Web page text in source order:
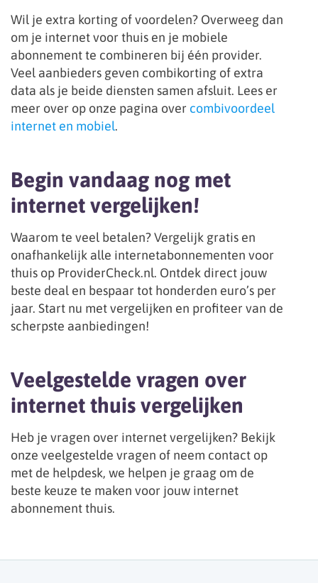
Wil je extra korting of voordelen? Overweeg dan
om je internet voor thuis en je mobiele
abonnement te combineren bij één provider.
Veel aanbieders geven combikorting of extra
data als je beide diensten samen afsluit. Lees er
meer over op onze pagina over combivoordeel
internet en mobiel.
Begin vandaag nog met
internet vergelijken!
Waarom te veel betalen? Vergelijk gratis en
onafhankelijk alle internetabonnementen voor
thuis op ProviderCheck.nl. Ontdek direct jouw
beste deal en bespaar tot honderden euro’s per
jaar. Start nu met vergelijken en profiteer van de
scherpste aanbiedingen!
Veelgestelde vragen over
internet thuis vergelijken
Heb je vragen over internet vergelijken? Bekijk
onze veelgestelde vragen of neem contact op
met de helpdesk, we helpen je graag om de
beste keuze te maken voor jouw internet
abonnement thuis.